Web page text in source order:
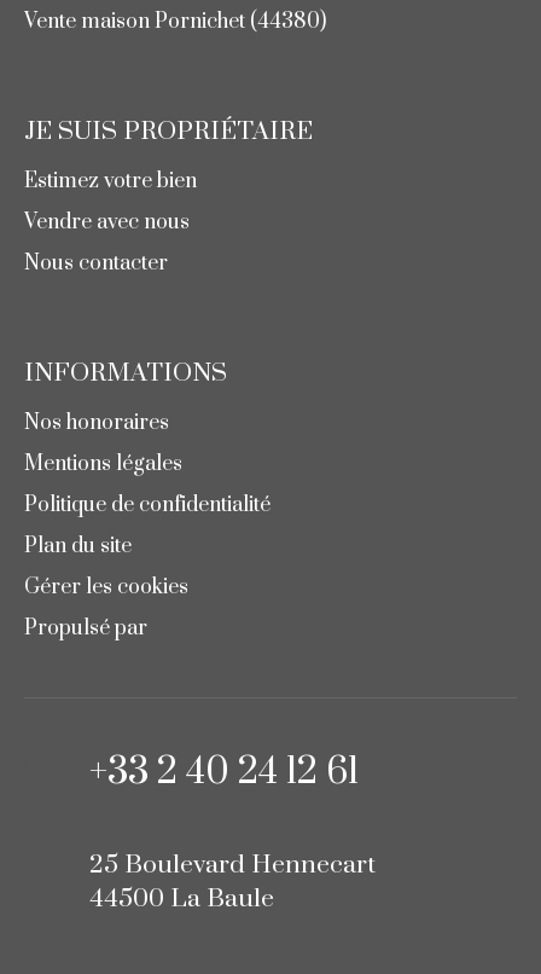
Vente maison Pornichet (44380)
JE SUIS PROPRIÉTAIRE
Estimez votre bien
Vendre avec nous
Nous contacter
INFORMATIONS
Nos honoraires
Mentions légales
Politique de confidentialité
Plan du site
Gérer les cookies
Propulsé par
+33 2 40 24 12 61
25 Boulevard Hennecart
44500 La Baule